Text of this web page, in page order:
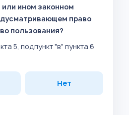
ином законном
право
пользования?
5, подпункт "в" пункта 6
Нет